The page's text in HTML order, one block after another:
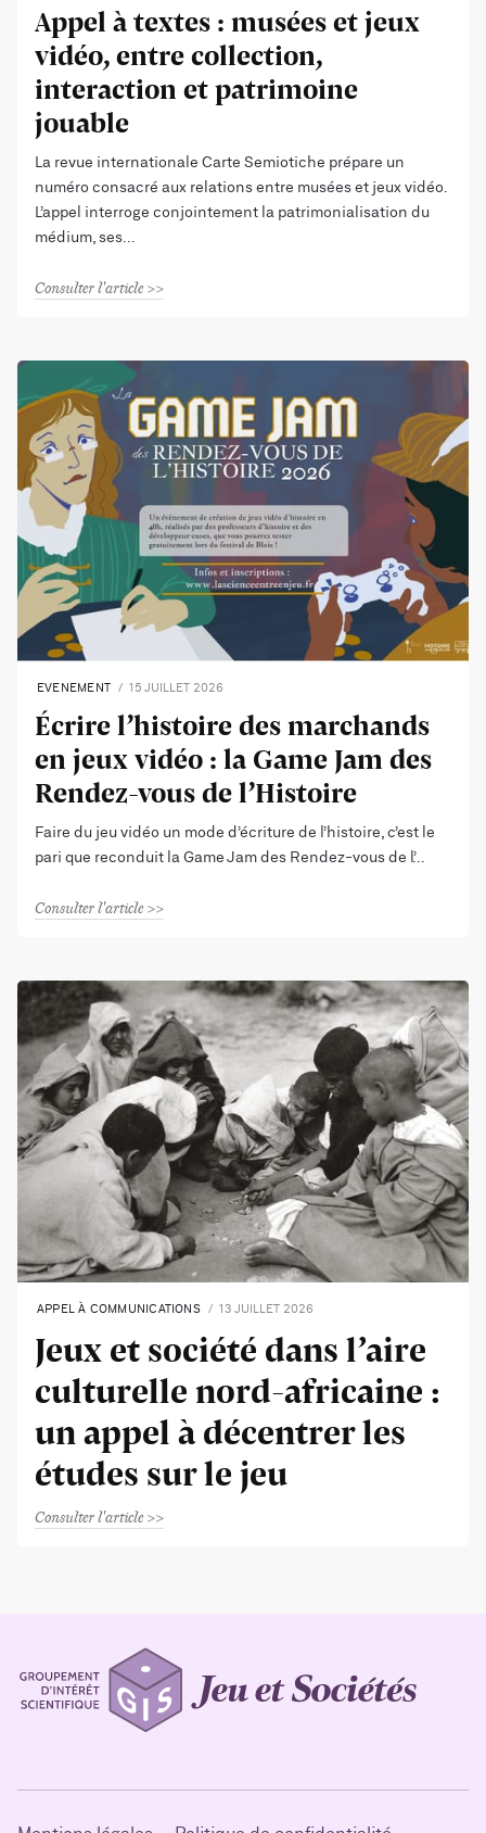
Appel à textes : musées et jeux
vidéo, entre collection,
interaction et patrimoine
jouable
La revue internationale Carte Semiotiche prépare un
numéro consacré aux relations entre musées et jeux vidéo.
L’appel interroge conjointement la patrimonialisation du
médium, ses
Consulter l'article
EVENEMENT 15 JUILLET 2026
Écrire l’histoire des marchands
en jeux vidéo : la Game Jam des
Rendez-vous de l’Histoire
Faire du jeu vidéo un mode d’écriture de l’histoire, c’est le
pari que reconduit la Game Jam des Rendez-vous de l’
Consulter l'article
APPEL À COMMUNICATIONS 13 JUILLET 2026
Jeux et société dans l’aire
culturelle nord-africaine :
un appel à décentrer les
études sur le jeu
Consulter l'article